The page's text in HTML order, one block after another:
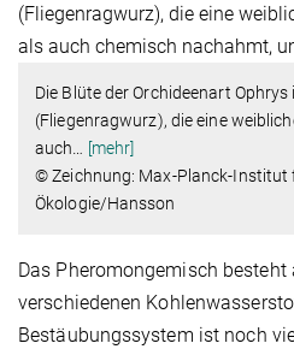
Die Blüte der Orchideenart
(Fliegenragwurz), die eine
auch… [mehr]
© Zeichnung: Max-Planck-Institut
Ökologie/Hansson
Das Pheromongemisch besteht
verschiedenen
Bestäubungssystem ist noch